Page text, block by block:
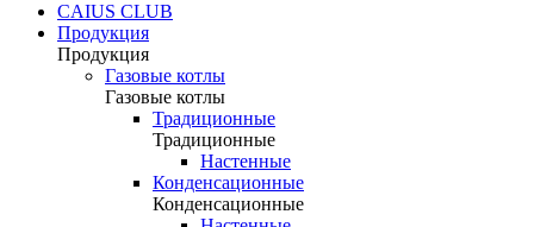
CAIUS CLUB
Продукция
Продукция
Газовые котлы
Газовые котлы
Традиционные
Традиционные
Настенные
Конденсационные
Конденсационные